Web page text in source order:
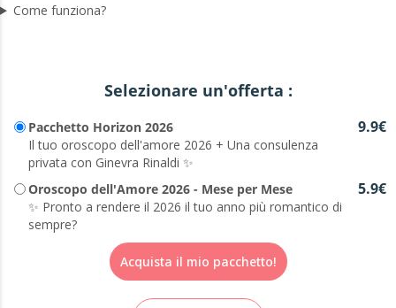
Come funziona?
Selezionare un'offerta :
Pacchetto Horizon 2026
Il tuo oroscopo dell'amore 2026 + Una consulenza
privata con Ginevra Rinaldi ✨
9.9€
Oroscopo dell'Amore 2026 - Mese per Mese
✨ Pronto a rendere il 2026 il tuo anno più romantico di
sempre?
5.9€
Acquista il mio pacchetto!